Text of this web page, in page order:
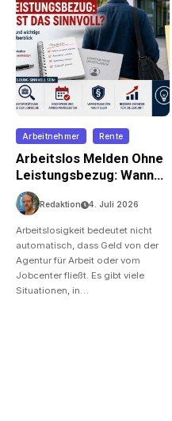
Arbeitnehmer Rente
Arbeitslos Melden Ohne
Leistungsbezug: Wann
Ist Das Sinnvoll?
Redaktion 4. Juli 2026
Arbeitslosigkeit bedeutet nicht
automatisch, dass Geld von der
Agentur für Arbeit oder vom
Jobcenter fließt. Es gibt viele
Situationen, in…